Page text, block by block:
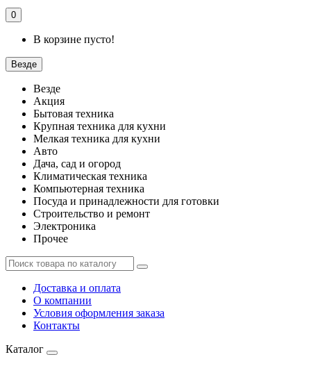
0
В корзине пусто!
Везде
Везде
Акция
Бытовая техника
Крупная техника для кухни
Мелкая техника для кухни
Авто
Дача, сад и огород
Климатическая техника
Компьютерная техника
Посуда и принадлежности для готовки
Строительство и ремонт
Электроника
Прочее
Доставка и оплата
О компании
Условия оформления заказа
Контакты
Каталог